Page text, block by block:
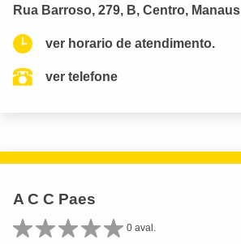
Rua Barroso, 279, B, Centro, Manaus
ver horario de atendimento.
ver telefone
A C C Paes
0 aval.